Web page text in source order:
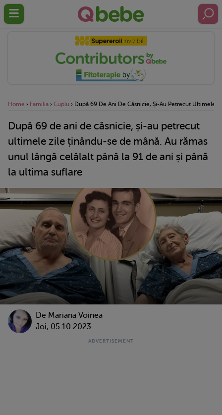
Home › Familia › Cuplu › După 69 De Ani De Căsnicie, Și-Au Petrecut Ultimele
După 69 de ani de căsnicie, și-au petrecut
ultimele zile ținându-se de mână. Au rămas
unul lângă celălalt până la 91 de ani și până
la ultima suflare
De Mariana Voinea
Joi, 05.10.2023